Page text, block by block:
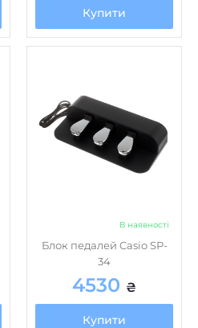
Купити
В наявності
Блок педалей Casio SP-
34
4530 ₴
Купити